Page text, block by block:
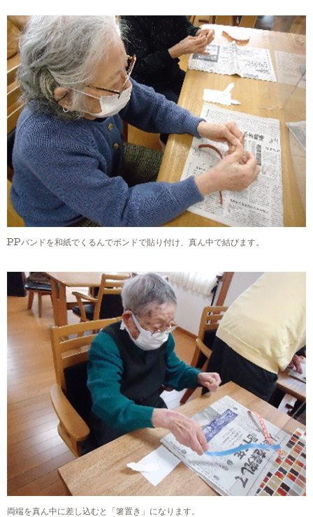
PPバンドを和紙でくるんでボンドで貼り付け、真ん中で結びます。
両端を真ん中に差し込むと「箸置き」になります。